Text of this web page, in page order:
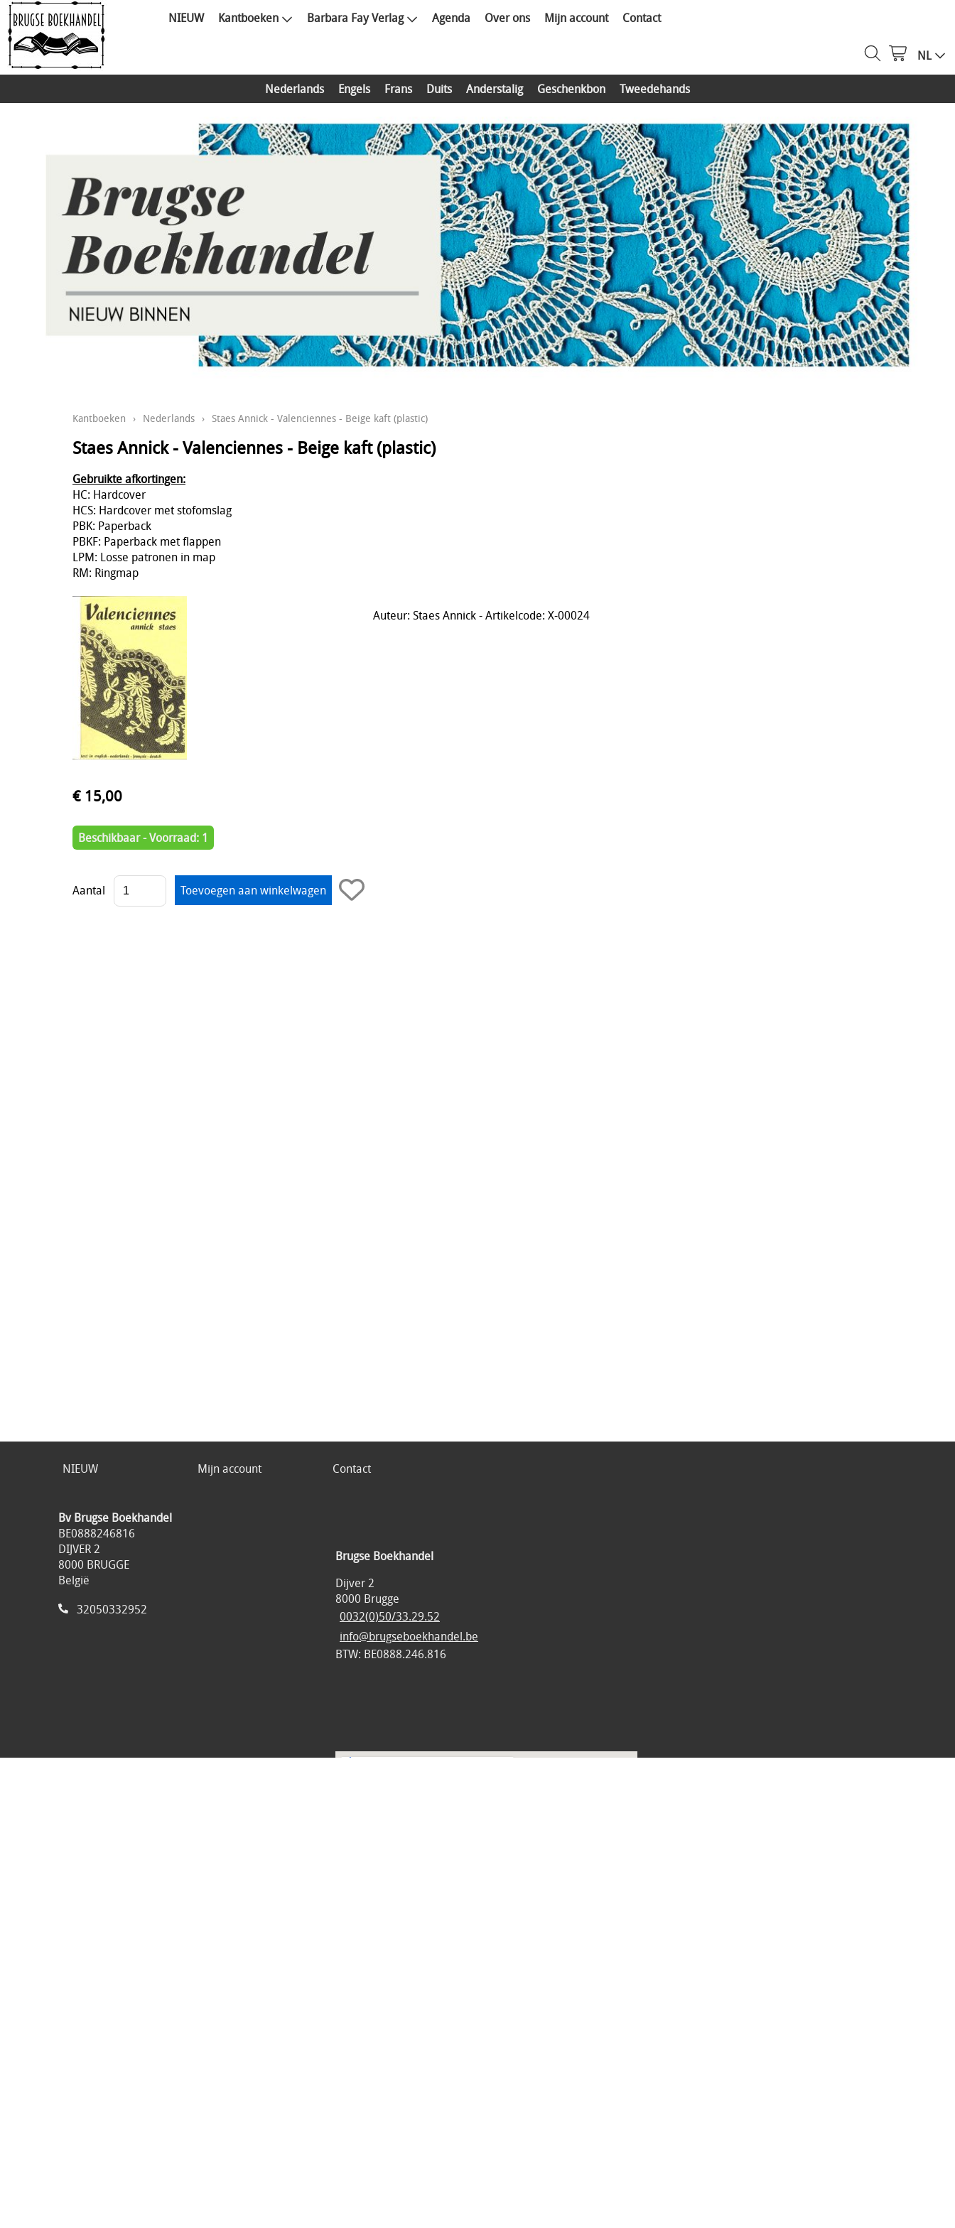
NIEUW Kantboeken Barbara Fay Verlag Agenda Over ons Mijn account Contact
NL
Nederlands Engels Frans Duits Anderstalig Geschenkbon Tweedehands
Kantboeken › Nederlands › Staes Annick - Valenciennes - Beige kaft (plastic)
Staes Annick - Valenciennes - Beige kaft (plastic)
Gebruikte afkortingen:
HC: Hardcover
HCS: Hardcover met stofomslag
PBK: Paperback
PBKF: Paperback met flappen
LPM: Losse patronen in map
RM: Ringmap
Auteur: Staes Annick - Artikelcode: X-00024
€ 15,00
Beschikbaar - Voorraad: 1
Aantal
NIEUW Mijn account Contact
Bv Brugse Boekhandel
BE0888246816
DIJVER 2
8000 BRUGGE
België
32050332952
Brugse Boekhandel
Dijver 2
8000 Brugge
0032(0)50/33.29.52
info@brugseboekhandel.be
BTW: BE0888.246.816